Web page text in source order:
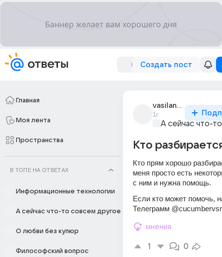
Создать пост
Главная
Моя лента
Пространства
В ТОПЕ НА ОТВЕТАХ
Информационные технологии
А сейчас что-то совсем другое
О любви без купюр
Философский вопрос
vasilandrs
1г
А сейчас что-
Кто
Кто прям хорошо
меня просто есть
с ним и нужна помощь.
Если кто может помочь,
Телеграмм
мнения
1 0